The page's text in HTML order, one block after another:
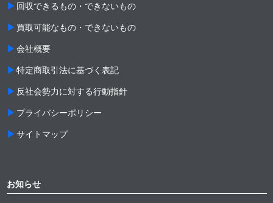
回収できるもの・できないもの
買取可能なもの・できないもの
会社概要
特定商取引法に基づく表記
反社会勢力に対する行動指針
プライバシーポリシー
サイトマップ
お知らせ